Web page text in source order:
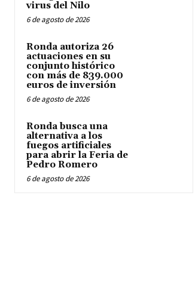
virus del Nilo
6 de agosto de 2026
Ronda autoriza 26
actuaciones en su
conjunto histórico
con más de 839.000
euros de inversión
6 de agosto de 2026
Ronda busca una
alternativa a los
fuegos artificiales
para abrir la Feria de
Pedro Romero
6 de agosto de 2026